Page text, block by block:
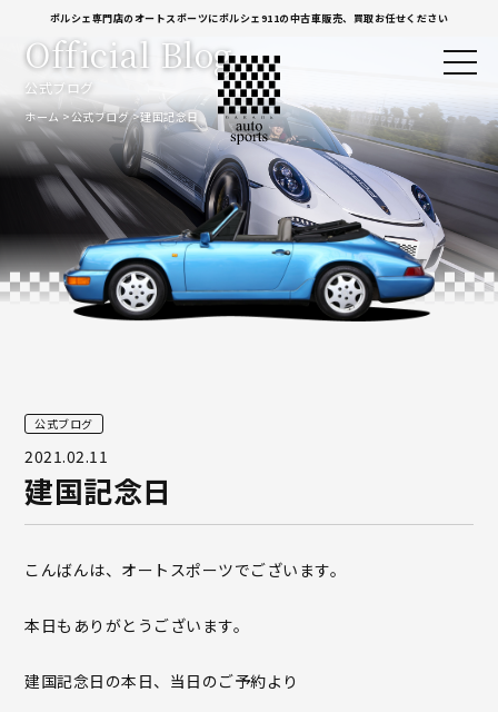
ポルシェ専門店のオートスポーツにポルシェ911の中古車販売、買取お任せください
公式ブログ
Official Blog
ホーム 公式ブログ 建国記念日
公式ブログ
2021.02.11
建国記念日
こんばんは、オートスポーツでございます。
本日もありがとうございます。
建国記念日の本日、当日のご予約より